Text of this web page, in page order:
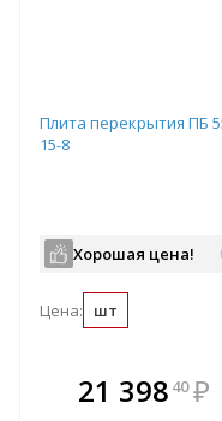
Плита перекрытия ПБ
15-8
Хорошая цена!
Цена: шт
21 398 40 ₽